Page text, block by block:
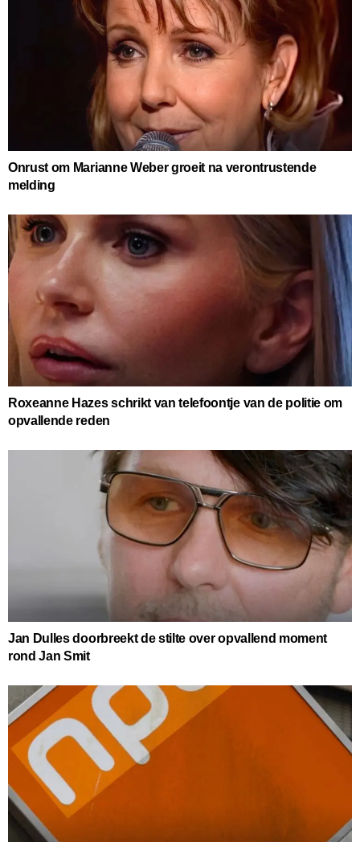
Onrust om Marianne Weber groeit na verontrustende
melding
Roxeanne Hazes schrikt van telefoontje van de politie om
opvallende reden
Jan Dulles doorbreekt de stilte over opvallend moment
rond Jan Smit